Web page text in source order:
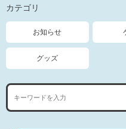
カテゴリ
お知らせ
グッズ